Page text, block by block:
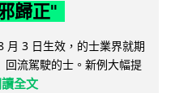
歸正"
月 3 日生效，的士業界就期
回流駕駛的士。新例大幅提
讀全文